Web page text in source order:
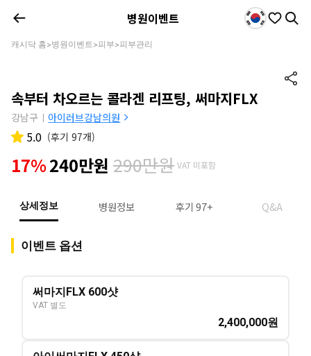
병원이벤트
캐시닥 홈>병원이벤트>피부>피부관리
속부터 차오르는 콜라겐 리프팅, 써마지FLX
강남구 | 아이러브강남의원
5.0 (후기 97개)
17%240만원 290만원 VAT 미포함
상세정보 병원정보 후기 97+ Q&A
이벤트 옵션
써마지FLX 600샷
VAT 별도
2,400,000원